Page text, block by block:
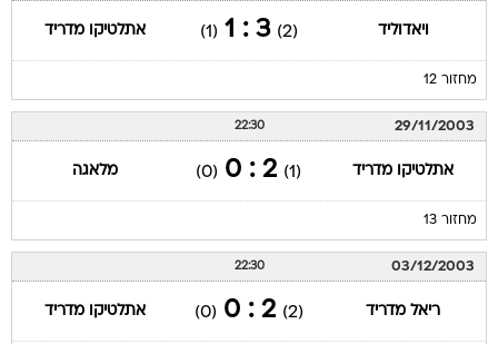
ויאדוליד (2)
3 : 1
(1) אתלטיקו מדריד
מחזור 12
29/11/2003
22:30
אתלטיקו מדריד (1)
2 : 0
(0) מלאגה
מחזור 13
03/12/2003
22:30
ריאל מדריד (2)
2 : 0
(0) אתלטיקו מדריד